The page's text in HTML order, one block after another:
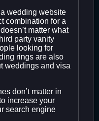
wedding website
combination for a
matter what
party vanity
looking for
rings are also
weddings and visa
don’t matter in
increase your
search engine